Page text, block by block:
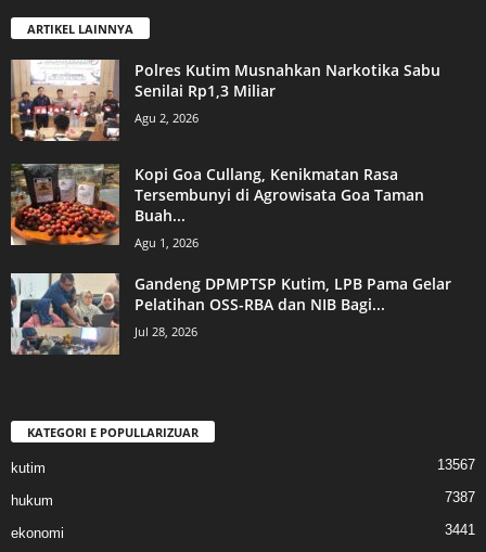
ARTIKEL LAINNYA
Polres Kutim Musnahkan Narkotika Sabu
Senilai Rp1,3 Miliar
Agu 2, 2026
Kopi Goa Cullang, Kenikmatan Rasa
Tersembunyi di Agrowisata Goa Taman
Buah...
Agu 1, 2026
Gandeng DPMPTSP Kutim, LPB Pama Gelar
Pelatihan OSS-RBA dan NIB Bagi...
Jul 28, 2026
KATEGORI E POPULLARIZUAR
kutim 13567
hukum 7387
ekonomi 3441